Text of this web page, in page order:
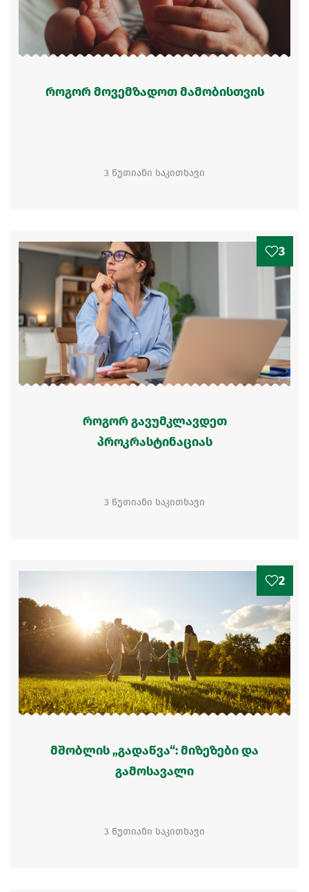
როგორ მოვემზადოთ მამობისთვის
3 წუთიანი საკითხავი
3
როგორ გავუმკლავდეთ
პროკრასტინაციას
3 წუთიანი საკითხავი
2
მშობლის „გადაწვა“: მიზეზები და
გამოსავალი
3 წუთიანი საკითხავი